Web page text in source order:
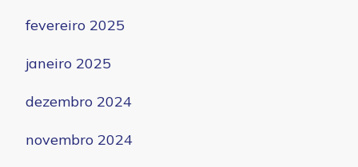
fevereiro 2025
janeiro 2025
dezembro 2024
novembro 2024